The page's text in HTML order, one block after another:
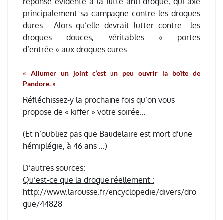
principalement sa campagne contre les drogues
dures. Alors qu’elle devrait lutter contre
les
drogues douces, véritables « portes
d’entrée » aux drogues dures .
« Allumer un joint c’est un peu ouvrir la boîte de
Pandore. »
Réfléchissez-y la prochaine fois qu’on vous
propose de « kiffer » votre soirée…
(Et n’oubliez pas que Baudelaire est mort d’une
hémiplégie, à 46 ans …)
D’autres sources:
Qu’est-ce que la drogue réellement :
http://www.larousse.fr/encyclopedie/divers/dro
gue/44828